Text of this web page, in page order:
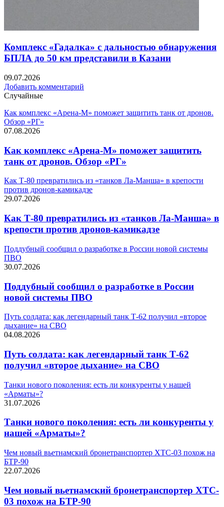
Комплекс «Гадалка» с дальностью обнаружения
БПЛА до 50 км представили в Казани
09.07.2026
Добавить комментарий
Случайные
Как комплекс «Арена-М» поможет защитить танк от дронов.
Обзор «РГ»
07.08.2026
Как комплекс «Арена-М» поможет защитить
танк от дронов. Обзор «РГ»
Как Т-80 превратились из «танков Ла-Манша» в крепости
против дронов-камикадзе
29.07.2026
Как Т-80 превратились из «танков Ла-Манша» в
крепости против дронов-камикадзе
Поддубный сообщил о разработке в России новой системы
ПВО
30.07.2026
Поддубный сообщил о разработке в России
новой системы ПВО
Путь солдата: как легендарный танк Т-62 получил «второе
дыхание» на СВО
04.08.2026
Путь солдата: как легендарный танк Т-62
получил «второе дыхание» на СВО
Танки нового поколения: есть ли конкуренты у нашей
«Арматы»?
31.07.2026
Танки нового поколения: есть ли конкуренты у
нашей «Арматы»?
Чем новый вьетнамский бронетранспортер XTC-03 похож на
БТР-90
22.07.2026
Чем новый вьетнамский бронетранспортер XTC-
03 похож на БТР-90